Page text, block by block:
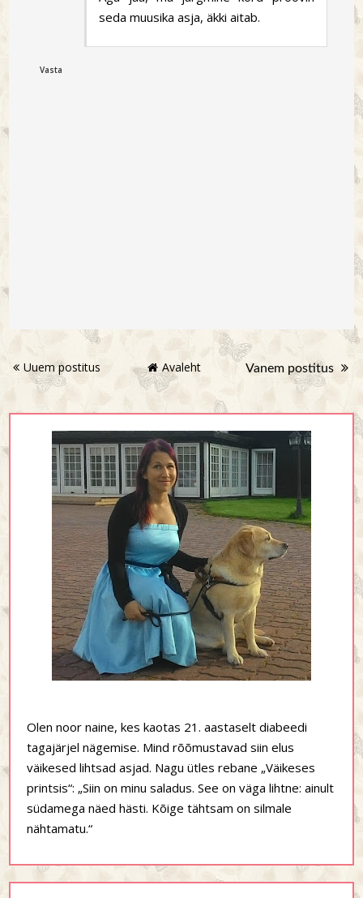
seda muusika asja, äkki aitab.
Vasta
Uuem postitus Vanem postitus
Avaleht
Olen noor naine, kes kaotas 21. aastaselt diabeedi
tagajärjel nägemise. Mind rõõmustavad siin elus
väikesed lihtsad asjad. Nagu ütles rebane „Väikeses
printsis“: „Siin on minu saladus. See on väga lihtne: ainult
südamega näed hästi. Kõige tähtsam on silmale
nähtamatu.“